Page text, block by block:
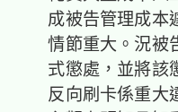
成被告管理成本
情節重大。況被
式懲處，並將該
反向刷卡係重大